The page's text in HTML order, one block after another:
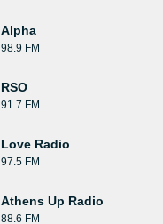
Alpha
98.9 FM
RSO
91.7 FM
Love Radio
97.5 FM
Athens Up Radio
88.6 FM